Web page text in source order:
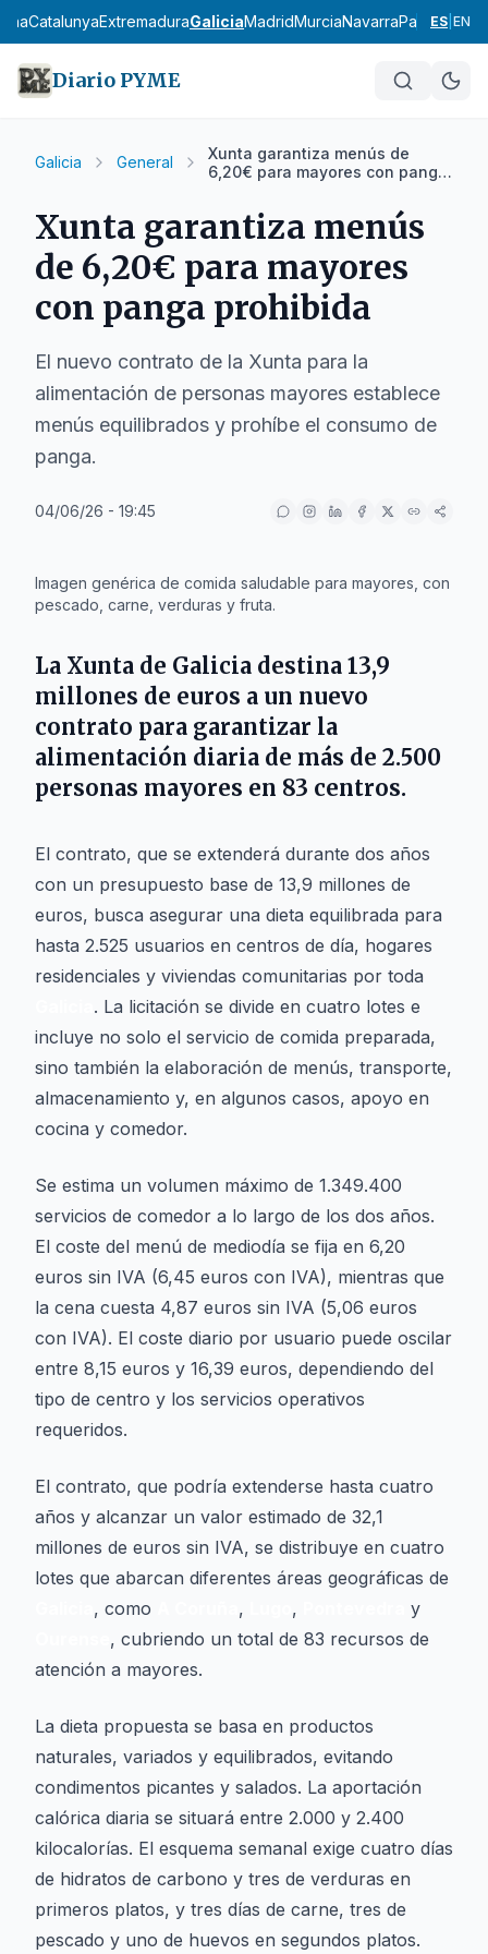
CatalunyaExtremaduraGaliciaMadridMurciaNavarraPaís Vasco
ES EN
Diario PYME
Galicia General
Xunta garantiza menús de
6,20€ para mayores con panga
Xunta garantiza menús
de 6,20€ para mayores
con panga prohibida
El nuevo contrato de la Xunta para la
alimentación de personas mayores establece
menús equilibrados y prohíbe el consumo de
panga.
04/06/26 - 19:45
Imagen genérica de comida saludable para mayores, con
pescado, carne, verduras y fruta.
La Xunta de Galicia destina 13,9
millones de euros a un nuevo
contrato para garantizar la
alimentación diaria de más de 2.500
personas mayores en 83 centros.
El contrato, que se extenderá durante dos años
con un presupuesto base de 13,9 millones de
euros, busca asegurar una dieta equilibrada para
hasta 2.525 usuarios en centros de día, hogares
residenciales y viviendas comunitarias por toda
. La licitación se divide en cuatro lotes e
incluye no solo el servicio de comida preparada,
sino también la elaboración de menús, transporte,
almacenamiento y, en algunos casos, apoyo en
cocina y comedor.
Se estima un volumen máximo de 1.349.400
servicios de comedor a lo largo de los dos años.
El coste del menú de mediodía se fija en 6,20
euros sin IVA (6,45 euros con IVA), mientras que
la cena cuesta 4,87 euros sin IVA (5,06 euros
con IVA). El coste diario por usuario puede oscilar
entre 8,15 euros y 16,39 euros, dependiendo del
tipo de centro y los servicios operativos
requeridos.
El contrato, que podría extenderse hasta cuatro
años y alcanzar un valor estimado de 32,1
millones de euros sin IVA, se distribuye en cuatro
lotes que abarcan diferentes áreas geográficas de
, como , ,
y
, cubriendo un total de 83 recursos de
atención a mayores.
La dieta propuesta se basa en productos
naturales, variados y equilibrados, evitando
condimentos picantes y salados. La aportación
calórica diaria se situará entre 2.000 y 2.400
kilocalorías. El esquema semanal exige cuatro días
de hidratos de carbono y tres de verduras en
primeros platos, y tres días de carne, tres de
pescado y uno de huevos en segundos platos.